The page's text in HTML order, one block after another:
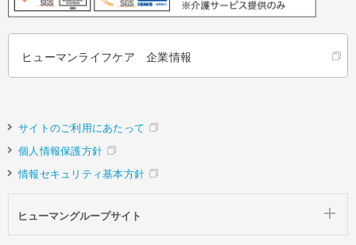
ヒューマンライフケア 企業情報
サイトのご利用にあたって
個人情報保護方針
情報セキュリティ基本方針
ヒューマングループサイト